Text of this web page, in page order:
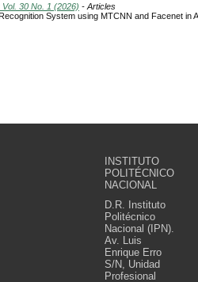
30 No. 1 (2026) - Articles
System using MTCNN and Facenet in
INSTITUTO
POLITÉCNICO
NACIONAL
D.R. Instituto
Politécnico
Nacional (IPN).
Av. Luis
Enrique Erro
S/N, Unidad
Profesional